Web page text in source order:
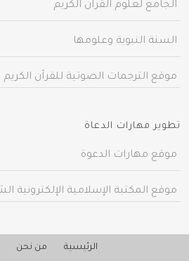
الجامع لعلوم القرآن الكريم
السنة النبوية وعلومها
موقع الترجمات الصوتية للقرآن الكريم
تطوير مهارات الدعاة
موقع مهارات الدعوة
موقع المكتبة الإسلامية الإلكترونية
الرئيسية من نحن